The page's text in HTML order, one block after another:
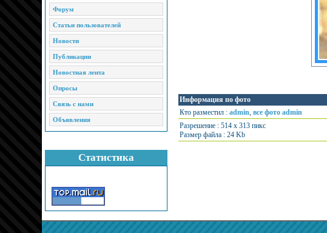
Форум
Статьи пользователей
Новости
Публикации
Новостная лента
Опросы
Связь с нами
Объявления
Статистика
Информация по фото
Кто разместил : admin, все фото admin
Разрешение : 514 x 313 пикс
Размер файла : 24 Kb